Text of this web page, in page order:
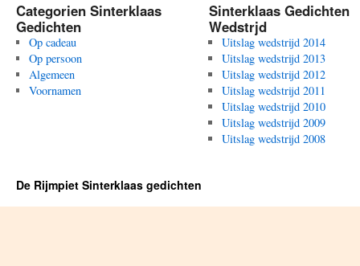
Categorien Sinterklaas
Gedichten
Op cadeau
Op persoon
Algemeen
Voornamen
Sinterklaas Gedichten
Wedstrjd
Uitslag wedstrijd 2014
Uitslag wedstrijd 2013
Uitslag wedstrijd 2012
Uitslag wedstrijd 2011
Uitslag wedstrijd 2010
Uitslag wedstrijd 2009
Uitslag wedstrijd 2008
De Rijmpiet Sinterklaas gedichten